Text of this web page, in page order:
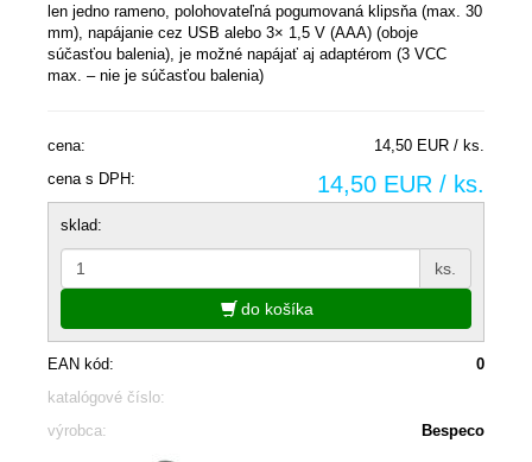
len jedno rameno, polohovateľná pogumovaná klipsňa (max. 30
mm), napájanie cez USB alebo 3× 1,5 V (AAA) (oboje
súčasťou balenia), je možné napájať aj adaptérom (3 VCC
max. – nie je súčasťou balenia)
cena:
14,50 EUR / ks.
cena s DPH:
14,50 EUR / ks.
sklad:
ks.
do košíka
EAN kód:
0
katalógové číslo:
výrobca:
Bespeco